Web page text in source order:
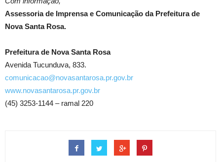
Assessoria de Imprensa e Comunicação da Prefeitura de
Nova Santa Rosa.
Prefeitura de Nova Santa Rosa
Avenida Tucunduva, 833.
comunicacao@novasantarosa.pr.gov.br
www.novasantarosa.pr.gov.br
(45) 3253-1144 – ramal 220